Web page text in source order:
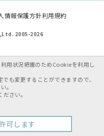
情報保護方針利用規約
2005-2026
用状況把握のためCookieを利用し
も変更することができますので、
。
さい。
可します